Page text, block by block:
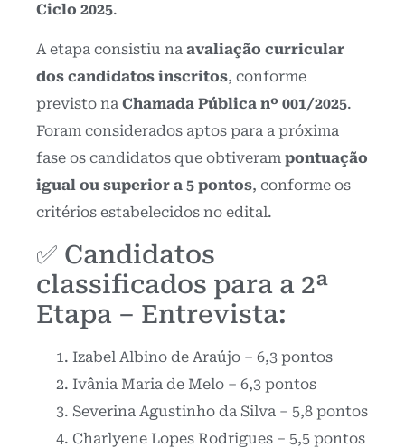
Ciclo 2025.
A etapa consistiu na avaliação curricular
dos candidatos inscritos, conforme
previsto na Chamada Pública nº 001/2025.
Foram considerados aptos para a próxima
fase os candidatos que obtiveram pontuação
igual ou superior a 5 pontos, conforme os
critérios estabelecidos no edital.
✅ Candidatos
classificados para a 2ª
Etapa – Entrevista:
Izabel Albino de Araújo – 6,3 pontos
Ivânia Maria de Melo – 6,3 pontos
Severina Agustinho da Silva – 5,8 pontos
Charlyene Lopes Rodrigues – 5,5 pontos